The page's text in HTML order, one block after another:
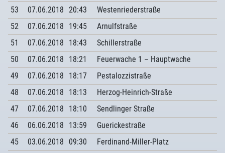
53
07.06.2018 20:43
Westenriederstraße
52
07.06.2018 19:45
Arnulfstraße
51
07.06.2018 18:43
Schillerstraße
50
07.06.2018 18:21
Feuerwache 1 – Hauptwache
49
07.06.2018 18:17
Pestalozzistraße
48
07.06.2018 18:13
Herzog-Heinrich-Straße
47
07.06.2018 18:10
Sendlinger Straße
46
06.06.2018 13:59
Guerickestraße
45
03.06.2018 09:30
Ferdinand-Miller-Platz